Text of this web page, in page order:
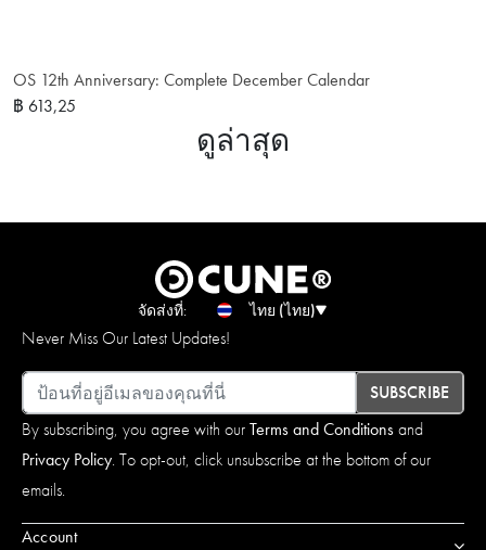
OS 12th Anniversary: Complete December Calendar
฿ 613,25
ดูล่าสุด
จัดส่งที่: ไทย (ไทย)
Never Miss Our Latest Updates!
อีเมล
SUBSCRIBE
By subscribing, you agree with ourTerms and Conditionsand
Privacy Policy. To opt-out, click unsubscribe at the bottom of our
emails.
Account